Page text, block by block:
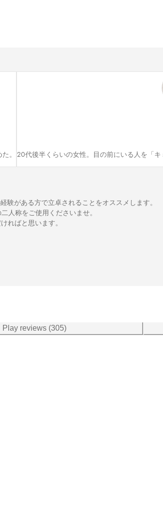
。 20代後半くらいの女性。目の前にいる人を「
がある方で立卓されることをオススメします。
人称をご使用くださいませ。
ればと思います。
Play reviews (305)